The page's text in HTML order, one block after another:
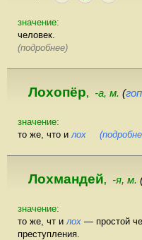
значение:
человек.
(подробнее)
Лохопёр, -а, м. (
значение:
то же, что и лох
Лохмандей, -я, м.
значение:
то же, чт и лох — простой
преступления.